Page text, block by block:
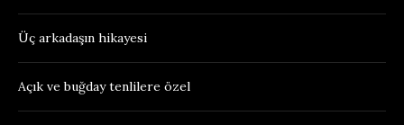
Üç arkadaşın hikayesi
Açık ve buğday tenlilere özel